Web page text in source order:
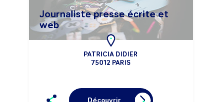
Journaliste presse écrite et
web
PATRICIA DIDIER
75012 PARIS
Découvrir